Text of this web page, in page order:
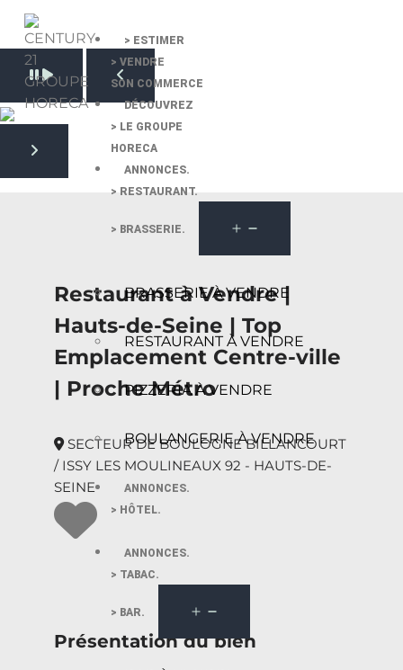
> ESTIMER
> VENDRE
SON COMMERCE
DÉCOUVREZ
> LE GROUPE
HORECA
ANNONCES.
> RESTAURANT.
> BRASSERIE.
BRASSERIE À VENDRE
RESTAURANT À VENDRE
PIZZERIA À VENDRE
BOULANGERIE À VENDRE
ANNONCES.
> HÔTEL.
ANNONCES.
> TABAC.
> BAR.
Pause slide rotation
Resume slide rotation
Previous slide
Next slide
Restaurant à Vendre |
Hauts-de-Seine | Top
Emplacement Centre-ville
| Proche Métro
SECTEUR DE BOULOGNE BILLANCOURT
/ ISSY LES MOULINEAUX 92 - HAUTS-DE-
SEINE
Présentation du bien